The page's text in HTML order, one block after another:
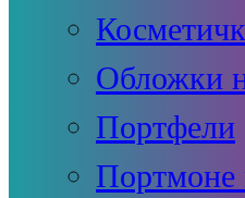
Обложки
Портфели
Портмоне